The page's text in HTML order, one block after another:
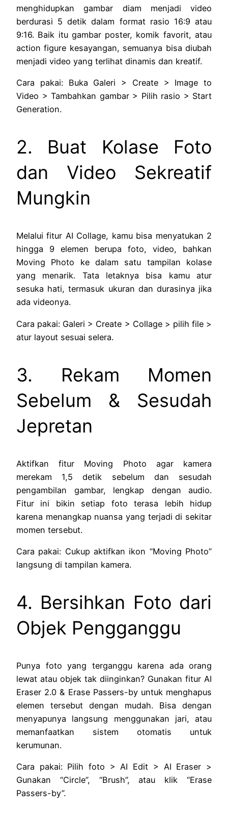
menghidupkan gambar diam menjadi video
berdurasi 5 detik dalam format rasio 16:9 atau
9:16. Baik itu gambar poster, komik favorit, atau
action figure kesayangan, semuanya bisa diubah
menjadi video yang terlihat dinamis dan kreatif.
Cara pakai: Buka Galeri > Create > Image to
Video > Tambahkan gambar > Pilih rasio > Start
Generation.
2. Buat Kolase Foto
dan Video Sekreatif
Mungkin
Melalui fitur AI Collage, kamu bisa menyatukan 2
hingga 9 elemen berupa foto, video, bahkan
Moving Photo ke dalam satu tampilan kolase
yang menarik. Tata letaknya bisa kamu atur
sesuka hati, termasuk ukuran dan durasinya jika
ada videonya.
Cara pakai: Galeri > Create > Collage > pilih file >
atur layout sesuai selera.
3. Rekam Momen
Sebelum & Sesudah
Jepretan
Aktifkan fitur Moving Photo agar kamera
merekam 1,5 detik sebelum dan sesudah
pengambilan gambar, lengkap dengan audio.
Fitur ini bikin setiap foto terasa lebih hidup
karena menangkap nuansa yang terjadi di sekitar
momen tersebut.
Cara pakai: Cukup aktifkan ikon “Moving Photo”
langsung di tampilan kamera.
4. Bersihkan Foto dari
Objek Pengganggu
Punya foto yang terganggu karena ada orang
lewat atau objek tak diinginkan? Gunakan fitur AI
Eraser 2.0 & Erase Passers-by untuk menghapus
elemen tersebut dengan mudah. Bisa dengan
menyapunya langsung menggunakan jari, atau
memanfaatkan sistem otomatis untuk
kerumunan.
Cara pakai: Pilih foto > AI Edit > AI Eraser >
Gunakan “Circle”, “Brush”, atau klik “Erase
Passers-by”.